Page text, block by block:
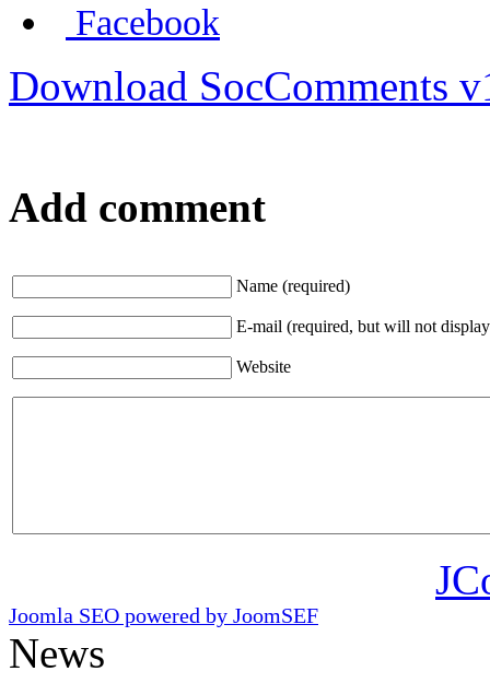
Facebook
Download SocComments
Add comment
Name (required)
E-mail (required, but will not
Website
Joomla SEO powered by JoomSEF
News